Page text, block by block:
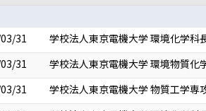
31
学校法人東京電機大学 環境化学科
31
学校法人東京電機大学 環境物質化
31
学校法人東京電機大学 物質工学専